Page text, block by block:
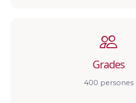
Grades
400 persones